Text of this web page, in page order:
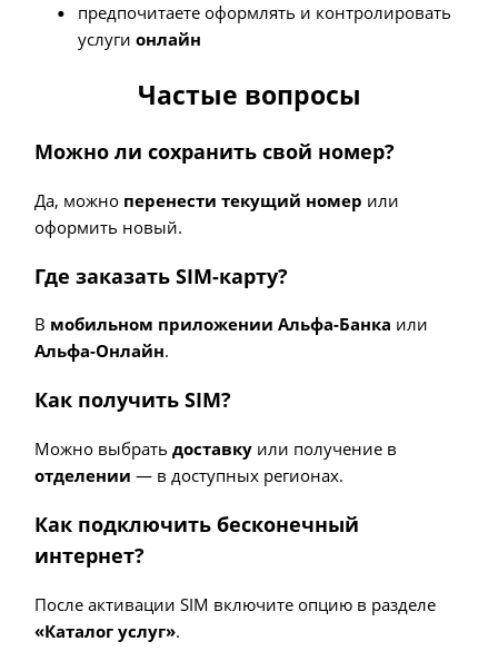
предпочитаете оформлять и контролировать
услуги онлайн
Частые вопросы
Можно ли сохранить свой номер?
Да, можно перенести текущий номер или
оформить новый.
Где заказать SIM-карту?
В мобильном приложении Альфа-Банка или
Альфа-Онлайн.
Как получить SIM?
Можно выбратьдоставку или получение в
отделении — в доступных регионах.
Как подключить бесконечный
интернет?
После активации SIM включите опцию в разделе
«Каталог услуг».